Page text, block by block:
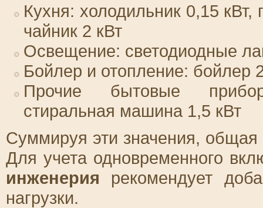
Кухня: холодильник 0,15 кВт,
чайник 2 кВт
Освещение: светодиодные
Бойлер и отопление: бойлер
Прочие бытовые
стиральная машина 1,5 кВт
Суммируя эти значения, общая
Для учета одновременного
инженерия рекомендует
нагрузки.